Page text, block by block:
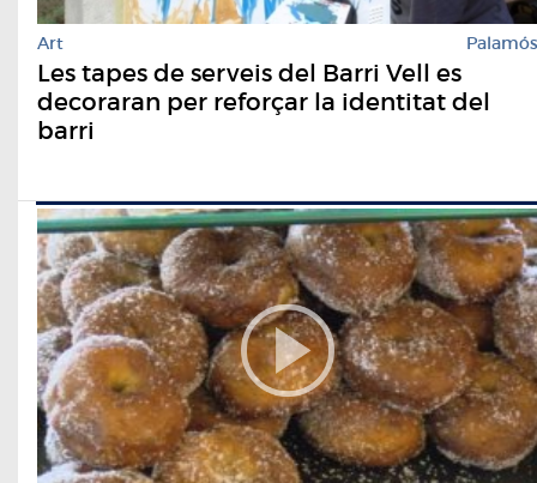
Art Palamós
Les tapes de serveis del Barri Vell es
decoraran per reforçar la identitat del
barri